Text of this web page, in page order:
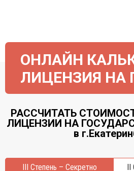
ОНЛАЙН
ЛИЦЕНЗИЯ НА
РАССЧИТАТЬ
ЛИЦЕНЗИИ НА
в
III Степень – Секретно
II